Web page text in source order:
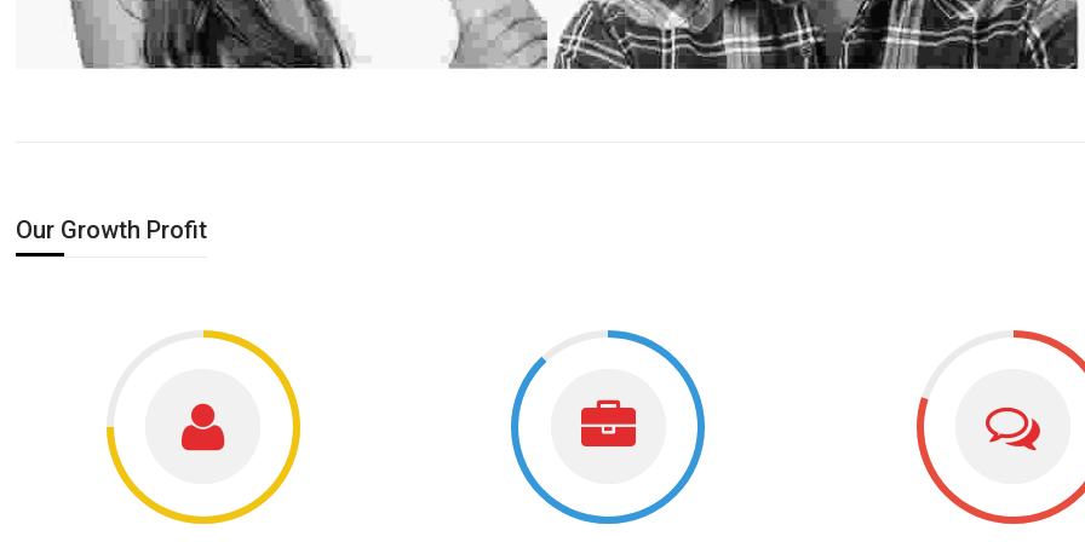
Our Growth Profit
75% 88% 80%